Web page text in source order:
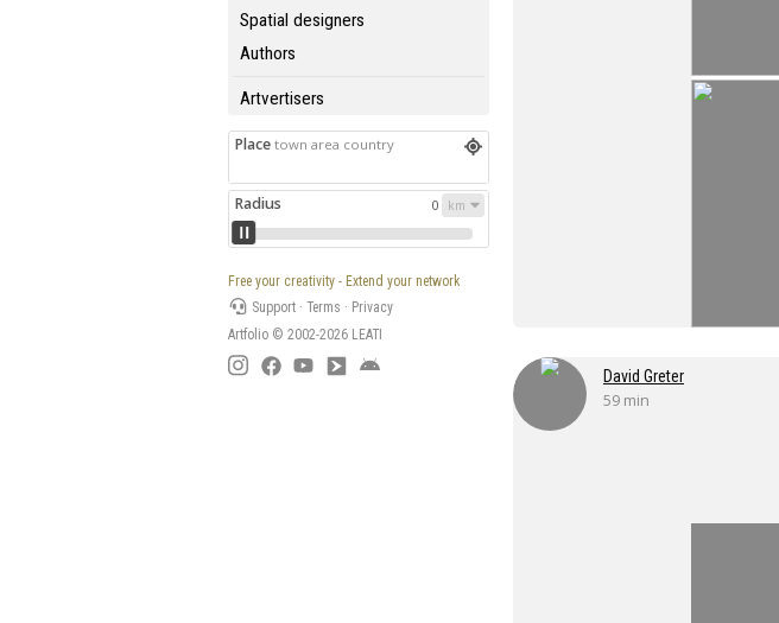
Spatial designers
Authors
Artvertisers
Place town area country
Radius 0
Free your creativity - Extend your network
Support ·Terms · Privacy
Artfolio © 2002-2026 LEATI
David Greter
59 min